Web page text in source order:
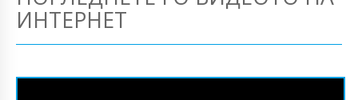
ИНТЕРНЕТ